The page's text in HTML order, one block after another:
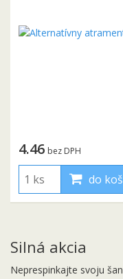
4.46 bez DPH
do
Silná akcia
Neprespinkajte svoju